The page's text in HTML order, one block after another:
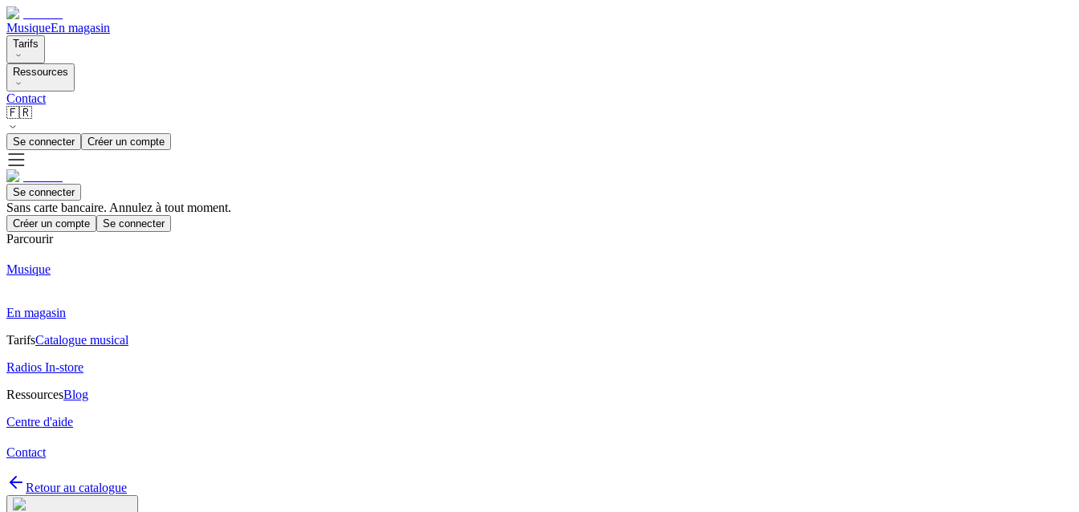
MusiqueEn magasin
Tarifs
Ressources
Contact
🇫🇷
Se connecter Créer un compte
Se connecter
Sans carte bancaire. Annulez à tout moment.
Créer un compte Se connecter
Parcourir
Musique
En magasin
TarifsCatalogue musical
Radios In-store
RessourcesBlog
Centre d'aide
Contact
Retour au catalogue